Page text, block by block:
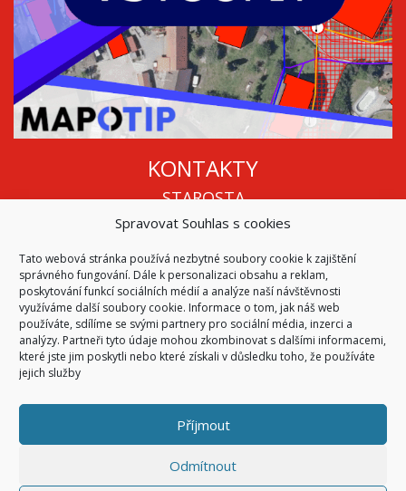
Spravovat Souhlas s cookies
Tato webová stránka používá nezbytné soubory cookie k zajištění
správného fungování. Dále k personalizaci obsahu a reklam,
poskytování funkcí sociálních médií a analýze naší návštěvnosti
využíváme další soubory cookie. Informace o tom, jak náš web
používáte, sdílíme se svými partnery pro sociální média, inzerci a
analýzy. Partneři tyto údaje mohou zkombinovat s dalšími informacemi,
které jste jim poskytli nebo které získali v důsledku toho, že používáte
jejich služby
Příjmout
Odmítnout
KONTAKTY
STAROSTA
Mgr. Roman Vala
info@oukojetice.cz
ÚŘEDNÍ HODINY
Po, St: 15:30 - 16:30
Všechny kontakty | Kde nás najdete
© 2026Obec Kojetice na Moravě
Všechna práva vyhrazena